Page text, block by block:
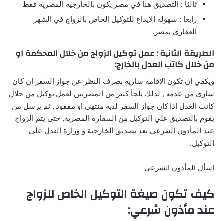
ثالثا : التصديق هنا في مصر يكون بالخارجية المصرية فقط
رابعا : سهولة الايداع للتوكيل الخاص بالزواج في الشهر
العقاري بمصر.
الطريقة الثانية : عمل توكيل الزواج من خلال المحكمة او
من خلال كاتب العدل بالخارج:
ويكفي ان تكون الاقامة سارية بصرف النظر عن جواز السفر ان كان
ساري من عدمه , لذلك يلجأ كثير من المصريين لعمل توكيل من خلال
كاتب العدل اذا كان جواز السفر لدية منتهي او مفقود , ثم يرسل من
يقوم بالتصديق علي التوكيل من السفارة المصرية, حتى يتم الزواج
عند المأذون الشرعي بعد تصديق الخارجية و وزارة العدل علي
التوكيل.
اسأل المأذون الشرعي
كيف تكون صيغة التوكيل الخاص للزواج
عند مأذون شرعي: